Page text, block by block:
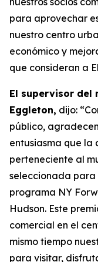
para aprovechar
nuestro centro
económico y
que consideran a
El supervisor del
Eggleton, dijo:
público,
entusiasma que la
perteneciente al
seleccionada para
programa NY
Hudson. Este
comercial en el
mismo tiempo
para visitar,